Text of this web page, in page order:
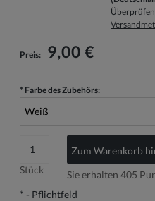
Der Preis beinhaltet keine
Überprüfen
Preis: 9,00 €
* Farbe des Zubehörs:
Stück
Zum Warenkorb
Sie erhalten 405
* - Pflichtfeld